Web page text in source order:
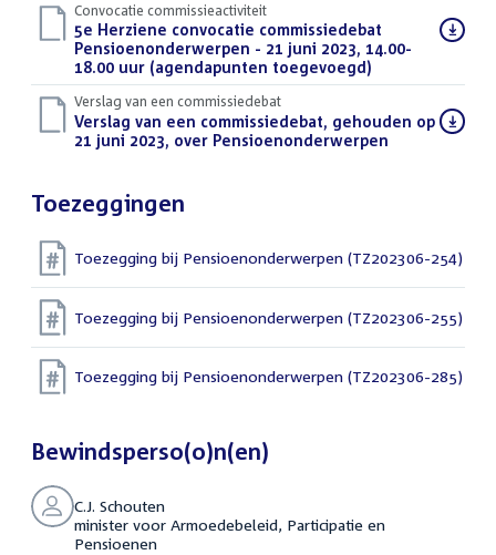
Convocatie commissieactiviteit
Download
bestand:
5e Herziene convocatie commissiedebat
Pensioenonderwerpen - 21 juni 2023, 14.00-
18.00 uur (agendapunten toegevoegd)
Verslag van een commissiedebat
Download
bestand:
Verslag van een commissiedebat, gehouden op
21 juni 2023, over Pensioenonderwerpen
Toezeggingen
Toezegging bij Pensioenonderwerpen (TZ202306-254)
Toezegging bij Pensioenonderwerpen (TZ202306-255)
Toezegging bij Pensioenonderwerpen (TZ202306-285)
Bewindsperso(o)n(en)
C.J. Schouten
minister voor Armoedebeleid, Participatie en
Pensioenen